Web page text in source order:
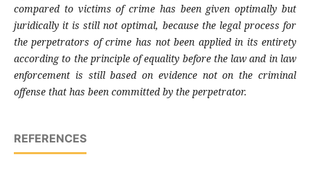
compared to victims of crime has been given optimally but
juridically it is still not optimal, because the legal process for
the perpetrators of crime has not been applied in its entirety
according to the principle of equality before the law and in law
enforcement is still based on evidence not on the criminal
offense that has been committed by the perpetrator.
REFERENCES